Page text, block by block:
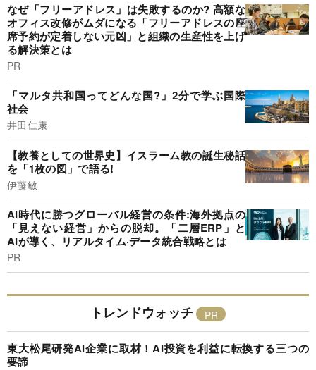
なぜ「フリーアドレス」は失敗するのか? 高額な
オフィス改修がムダになる「フリーアドレスの座
席予約が定着しない元凶」と組織の生産性を上げ
る解決策とは
PR
「マルタ共和国ってどんな国?」2分で学ぶ国際
社会
井田仁康
【教養としての世界史】イスラーム教の誕生秘話
を「1枚の図」で語る!
伊藤敏
AI時代に勝つグローバル経営の条件:海外拠点の
「見えない経営」からの脱却。「二層ERP」と
AIが導く、リアルタイム·データ統合戦略とは
PR
トレンドウォッチ
東大松尾研発AI企業に取材！AI投資を利益に転換する三つの
要諦